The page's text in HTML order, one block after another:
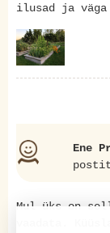
ilusad ja väga
Ene
Mul üks on